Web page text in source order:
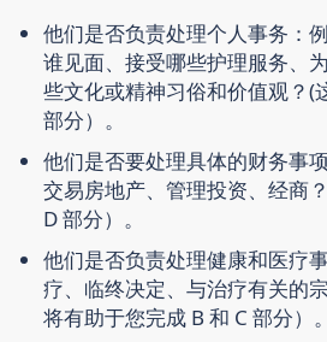
他们是否负责处理个人事务：
谁见面、接受哪些护理服务、
些文化或精神习俗和价值观？(
部分）。
他们是否要处理具体的财务事
交易房地产、管理投资、经商
D 部分）。
他们是否负责处理健康和医疗
疗、临终决定、与治疗有关的
将有助于您完成 B 和 C 部分）。